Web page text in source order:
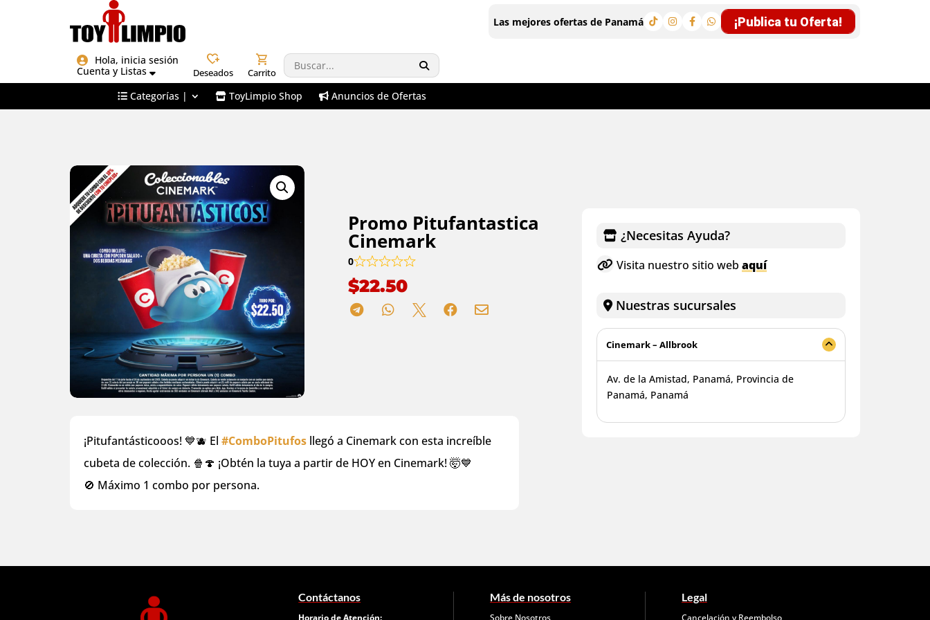
Las mejores ofertas de Panamá ¡Publica tu Oferta!
Hola, inicia sesión
Cuenta y Listas
heart_plus
Deseados
shopping_cart
Carrito
Categorías | ToyLimpio Shop Anuncios de Ofertas
Promo Pitufantastica
Cinemark
0
$22.50
    
¡Pitufantásticooos! 💙🫐 El #ComboPitufosllegó a Cinemark con esta increíble
cubeta de colección. 🍿🍄 ¡Obtén la tuya a partir de HOY en Cinemark! 🤯💙 ⁣
🚫 Máximo 1 combo por persona.
¿Necesitas Ayuda?
Visita nuestro sitio webaquí
Nuestras sucursales
Cinemark – Allbrook
Av. de la Amistad, Panamá, Provincia de
Panamá, Panamá
Contáctanos
Horario de Atención:
Más de nosotros
Sobre Nosotros
Legal
Cancelación y Reembolso